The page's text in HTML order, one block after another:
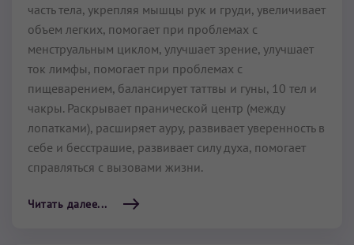
часть тела, укрепляя мышцы рук и груди, увеличивает
объем легких, помогает при проблемах с
менструальным циклом, улучшает зрение, улучшает
ток лимфы, помогает при проблемах с
пищеварением, балансирует таттвы и гуны, 10 тел и
чакры. Раскрывает пранической центр (между
лопатками), расширяет ауру, развивает уверенность в
себе и бесстрашие, развивает силу духа, помогает
справляться с вызовами жизни.
Читать далее...